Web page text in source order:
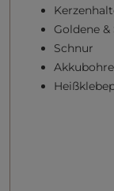
Goldene
Schnur